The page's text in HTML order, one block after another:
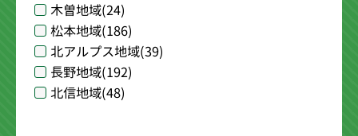
木曽地域(24)
松本地域(186)
北アルプス地域(39)
長野地域(192)
北信地域(48)